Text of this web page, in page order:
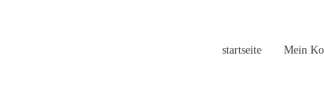
startseite Mein